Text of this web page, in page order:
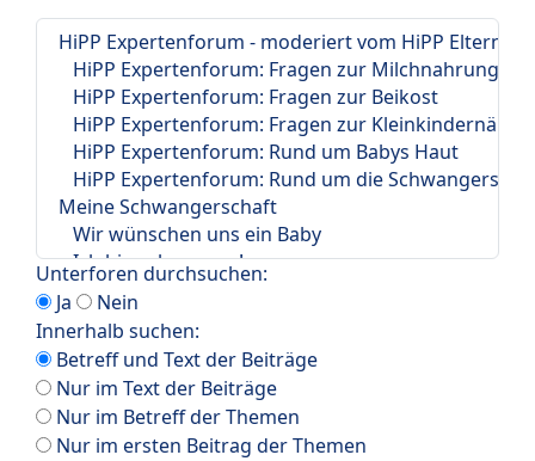
Unterforen durchsuchen:
Ja
Nein
Innerhalb suchen:
Betreff und Text der Beiträge
Nur im Text der Beiträge
Nur im Betreff der Themen
Nur im ersten Beitrag der Themen